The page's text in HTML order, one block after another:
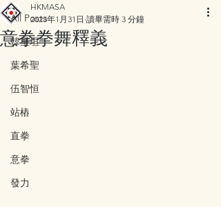
All Posts
韓星垣
葉希聖
伍智恒
站樁
直拳
意拳
發力
意拳拳舞釋義
HKMASA
2023年1月31日 讀畢需時 3 分鐘